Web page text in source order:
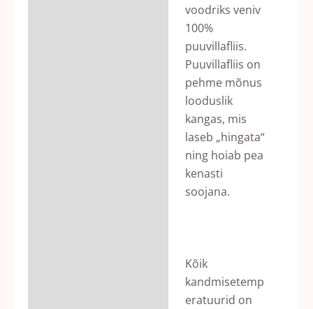
voodriks veniv
100%
puuvillafliis.
Puuvillafliis on
pehme mõnus
looduslik
kangas, mis
laseb „hingata“
ning hoiab pea
kenasti
soojana.
Kõik
kandmisetemp
eratuurid on